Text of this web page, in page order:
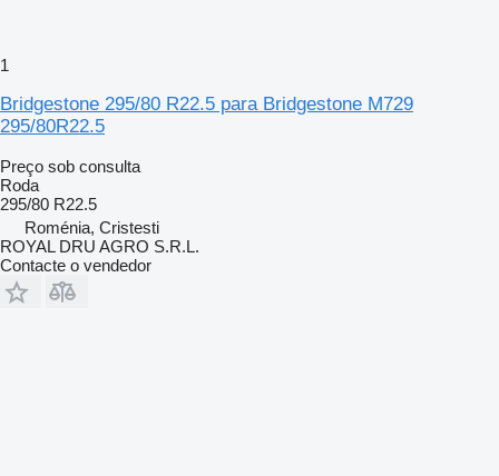
1
Bridgestone 295/80 R22.5 para Bridgestone M729
295/80R22.5
Preço sob consulta
Roda
295/80 R22.5
Roménia, Cristesti
ROYAL DRU AGRO S.R.L.
Contacte o vendedor